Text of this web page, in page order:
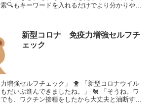
🔍もキーワードを入れるだけでより分かりやす
新型コロナ 免疫力増強セルフチ
ェック
チェック」 🐥 「新型コロナウイル
進んできましたね。」 🐔 「そうね。ワ
も、ワクチン接種をしたから大丈夫と油断する